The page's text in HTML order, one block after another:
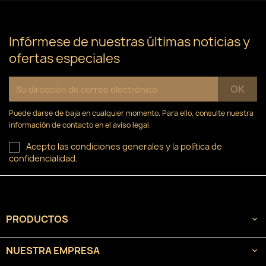
add_circle_outline Crear nueva lista
lista de deseos.
Cancelar Iniciar sesión
Infórmese de nuestras últimas noticias y
ofertas especiales
Puede darse de baja en cualquier momento. Para ello, consulte nuestra
información de contacto en el aviso legal.
Acepto las condiciones generales y la política de
confidencialidad.
PRODUCTOS 
NUESTRA EMPRESA 